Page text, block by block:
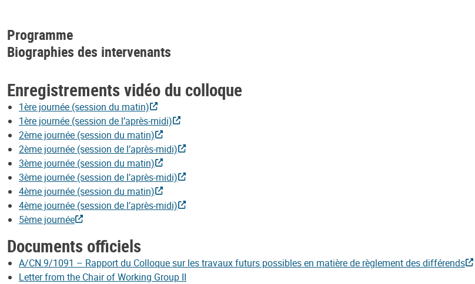
Programme
Biographies des intervenants
Enregistrements vidéo du colloque
1ère journée (session du matin)
1ère journée (session de l’après-midi)
2ème journée (session du matin)
2ème journée (session de l’après-midi)
3ème journée (session du matin)
3ème journée (session de l’après-midi)
4ème journée (session du matin)
4ème journée (session de l’après-midi)
5ème journée
Documents officiels
A/CN.9/1091 – Rapport du Colloque sur les travaux futurs possibles en matière de règlement des différends
Letter from the Chair of Working Group II